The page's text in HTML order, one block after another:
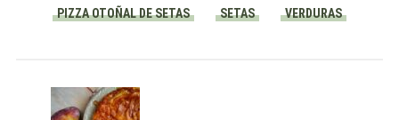
PIZZA OTOÑAL DE SETAS
SETAS VERDURAS